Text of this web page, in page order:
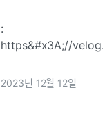
:
https&#x3A;//
2023년 12월 12일